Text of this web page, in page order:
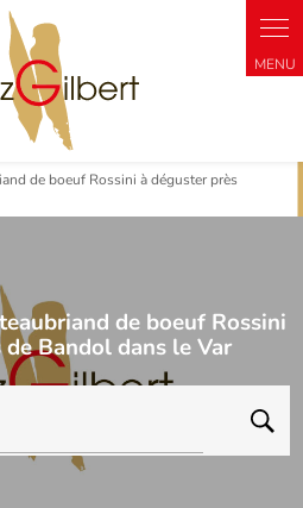
de boeuf Rossini à déguster près
de boeuf Rossini
de Bandol dans le Var